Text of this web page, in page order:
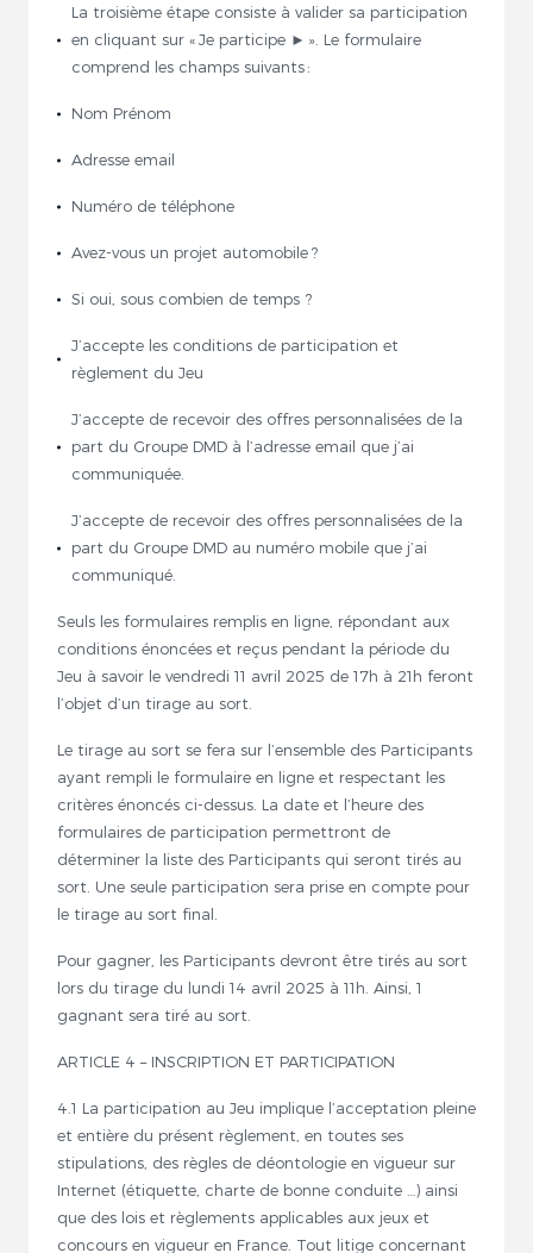
La troisième étape consiste à valider sa participation
en cliquant sur « Je participe ► ». Le formulaire
comprend les champs suivants :
Nom Prénom
Adresse email
Numéro de téléphone
Avez-vous un projet automobile ?
Si oui, sous combien de temps ?
J’accepte les conditions de participation et
règlement du Jeu
J’accepte de recevoir des offres personnalisées de la
part du Groupe DMD à l’adresse email que j’ai
communiquée.
J’accepte de recevoir des offres personnalisées de la
part du Groupe DMD au numéro mobile que j’ai
communiqué.
Seuls les formulaires remplis en ligne, répondant aux
conditions énoncées et reçus pendant la période du
Jeu à savoir le vendredi 11 avril 2025 de 17h à 21h feront
l’objet d’un tirage au sort.
Le tirage au sort se fera sur l’ensemble des Participants
ayant rempli le formulaire en ligne et respectant les
critères énoncés ci-dessus. La date et l’heure des
formulaires de participation permettront de
déterminer la liste des Participants qui seront tirés au
sort. Une seule participation sera prise en compte pour
le tirage au sort final.
Pour gagner, les Participants devront être tirés au sort
lors du tirage du lundi 14 avril 2025 à 11h. Ainsi, 1
gagnant sera tiré au sort.
ARTICLE 4 – INSCRIPTION ET PARTICIPATION
4.1 La participation au Jeu implique l’acceptation pleine
et entière du présent règlement, en toutes ses
stipulations, des règles de déontologie en vigueur sur
Internet (étiquette, charte de bonne conduite …) ainsi
que des lois et règlements applicables aux jeux et
concours en vigueur en France. Tout litige concernant